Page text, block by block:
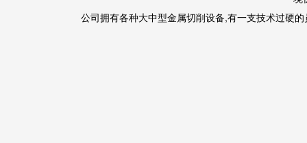
公司拥有各种大中型金属切削设备,有一支技术过硬